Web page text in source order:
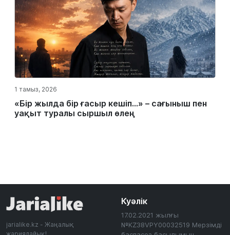
1 тамыз, 2026
«Бір жылда бір ғасыр кешіп…» – сағыныш пен
уақыт туралы сыршыл өлең
jarialike.kz - Жаңалық
Куәлік
17.02.2021 жылғы
№KZ38VPY00032519 Мерзімді